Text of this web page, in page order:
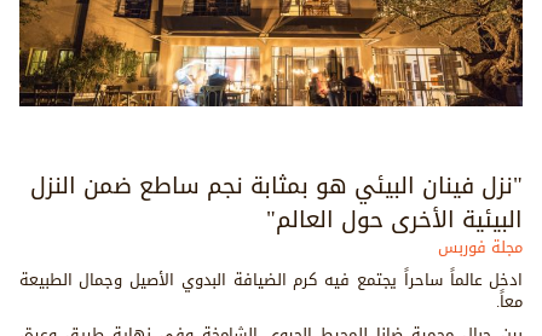
"نزل فينان البيئي هو بمثابة نجم ساطع ضمن النزل
البيئية الأخرى حول العالم"
مجلة فوربس
ادخل عالماً ساحراً يجتمع فيه كرم الضيافة البدوي الأصيل وجمال الطبيعة
معاً.